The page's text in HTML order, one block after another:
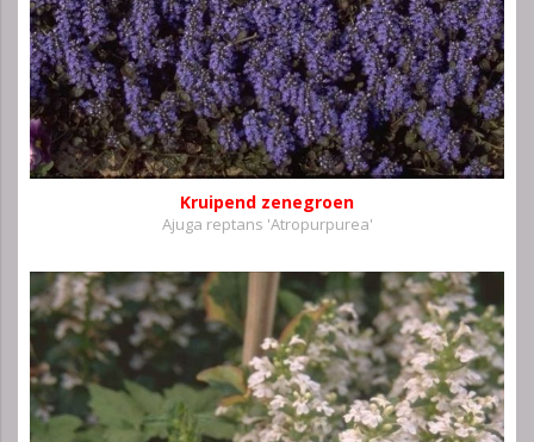
Kruipend zenegroen
Ajuga reptans 'Atropurpurea'